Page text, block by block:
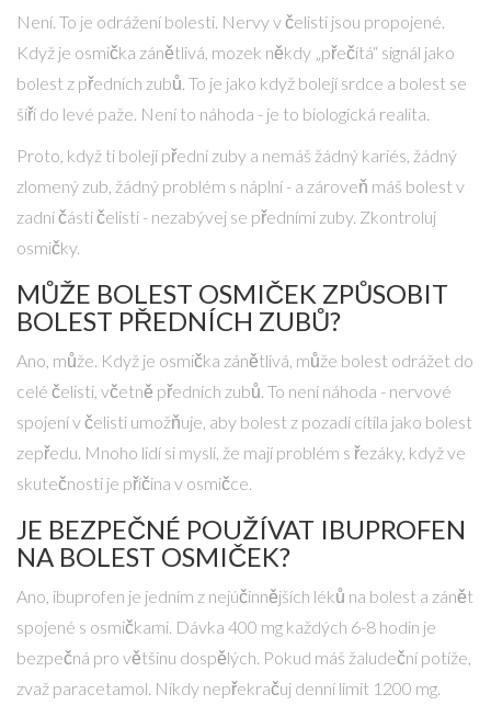
Není. To je odrážení bolesti. Nervy v čelisti jsou propojené.
Když je osmička zánětlivá, mozek někdy „přečítá“ signál jako
bolest z předních zubů. To je jako když bolejí srdce a bolest se
šíří do levé paže. Není to náhoda - je to biologická realita.
Proto, když ti bolejí přední zuby a nemáš žádný kariés, žádný
zlomený zub, žádný problém s náplní - a zároveň máš bolest v
zadní části čelisti - nezabývej se předními zuby. Zkontroluj
osmičky.
MŮŽE BOLEST OSMIČEK ZPŮSOBIT
BOLEST PŘEDNÍCH ZUBŮ?
Ano, může. Když je osmička zánětlivá, může bolest odrážet do
celé čelisti, včetně předních zubů. To není náhoda - nervové
spojení v čelisti umožňuje, aby bolest z pozadí cítila jako bolest
zepředu. Mnoho lidí si myslí, že mají problém s řezáky, když ve
skutečnosti je příčina v osmičce.
JE BEZPEČNÉ POUŽÍVAT IBUPROFEN
NA BOLEST OSMIČEK?
Ano, ibuprofen je jedním z nejúčinnějších léků na bolest a zánět
spojené s osmičkami. Dávka 400 mg každých 6-8 hodin je
bezpečná pro většinu dospělých. Pokud máš žaludeční potíže,
zvaž paracetamol. Nikdy nepřekračuj denní limit 1200 mg.